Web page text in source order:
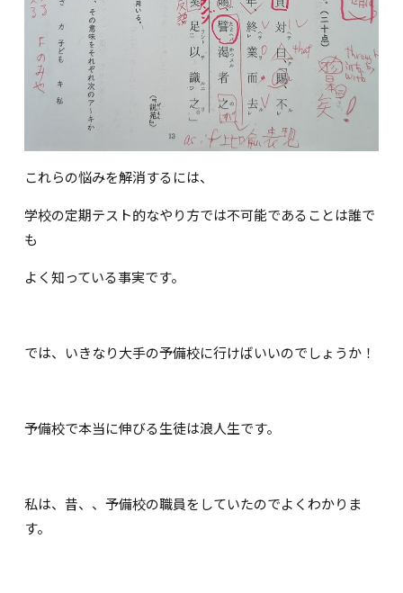
これらの悩みを解消するには、
学校の定期テスト的なやり方では不可能であることは誰で
も
よく知っている事実です。
では、いきなり大手の予備校に行けばいいのでしょうか！
予備校で本当に伸びる生徒は浪人生です。
私は、昔、、予備校の職員をしていたのでよくわかりま
す。